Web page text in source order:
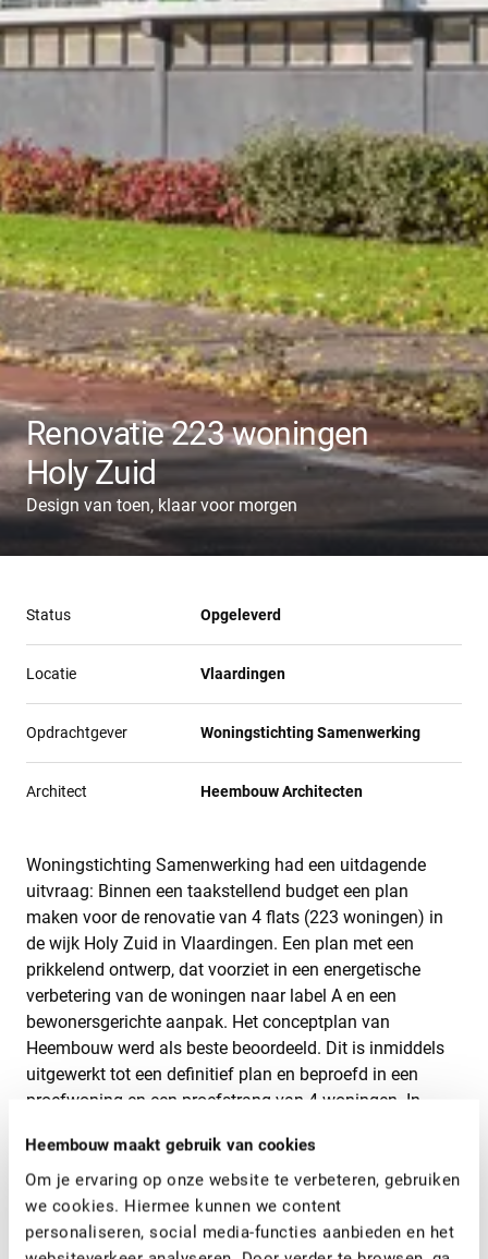
Heembouw maakt gebruik van cookies
Om je ervaring op onze website te verbeteren, gebruiken
we cookies. Hiermee kunnen we content
personaliseren, social media-functies aanbieden en het
Renovatie 223 woningen
Holy Zuid
Design van toen, klaar voor morgen
Status Opgeleverd
Locatie Vlaardingen
Opdrachtgever Woningstichting Samenwerking
Architect Heembouw Architecten
Woningstichting Samenwerking had een uitdagende
uitvraag: Binnen een taakstellend budget een plan
maken voor de renovatie van 4 flats (223 woningen) in
de wijk Holy Zuid in Vlaardingen. Een plan met een
prikkelend ontwerp, dat voorziet in een energetische
verbetering van de woningen naar label A en een
bewonersgerichte aanpak. Het conceptplan van
Heembouw werd als beste beoordeeld. Dit is inmiddels
uitgewerkt tot een definitief plan en beproefd in een
proefwoning en een proefstrang van 4 woningen. In
overige 139 woningen, verdeeld over 3 laagbouw- en 1
hoogbouwflat. De kopgevels van de flats werden
ingepakt en hebben een meer eigentijdse uitstraling
gekregen. De kozijnen zijn voorzien van HR++-glas en